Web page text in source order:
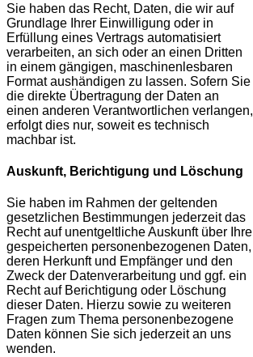
Sie haben das Recht, Daten, die wir auf
Grundlage Ihrer Einwilligung oder in
Erfüllung eines Vertrags automatisiert
verarbeiten, an sich oder an einen Dritten
in einem gängigen, maschinenlesbaren
Format aushändigen zu lassen. Sofern Sie
die direkte Übertragung der Daten an
einen anderen Verantwortlichen verlangen,
erfolgt dies nur, soweit es technisch
machbar ist.
Auskunft, Berichtigung und Löschung
Sie haben im Rahmen der geltenden
gesetzlichen Bestimmungen jederzeit das
Recht auf unentgeltliche Auskunft über Ihre
gespeicherten personenbezogenen Daten,
deren Herkunft und Empfänger und den
Zweck der Datenverarbeitung und ggf. ein
Recht auf Berichtigung oder Löschung
dieser Daten. Hierzu sowie zu weiteren
Fragen zum Thema personenbezogene
Daten können Sie sich jederzeit an uns
wenden.